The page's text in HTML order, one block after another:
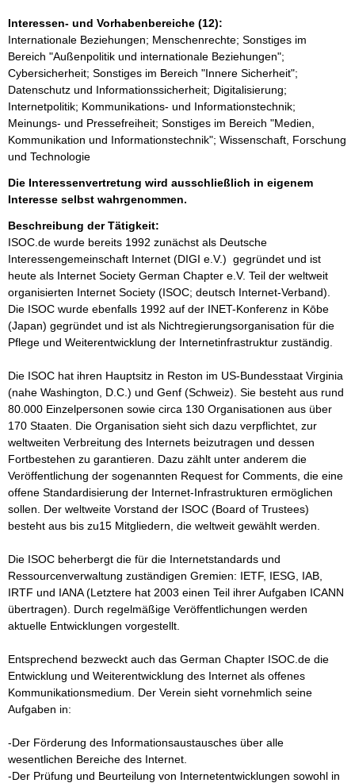
Interessen- und Vorhabenbereiche (12):
Internationale Beziehungen; Menschenrechte; Sonstiges im
Bereich "Außenpolitik und internationale Beziehungen";
Cybersicherheit; Sonstiges im Bereich "Innere Sicherheit";
Datenschutz und Informationssicherheit; Digitalisierung;
Internetpolitik; Kommunikations- und Informationstechnik;
Meinungs- und Pressefreiheit; Sonstiges im Bereich "Medien,
Kommunikation und Informationstechnik"; Wissenschaft, Forschung
und Technologie
Die Interessenvertretung wird ausschließlich in eigenem
Interesse selbst wahrgenommen.
Beschreibung der Tätigkeit:
ISOC.de wurde bereits 1992 zunächst als Deutsche
Interessengemeinschaft Internet (DIGI e.V.)  gegründet und ist
heute als Internet Society German Chapter e.V. Teil der weltweit
organisierten Internet Society (ISOC; deutsch Internet-Verband).
Die ISOC wurde ebenfalls 1992 auf der INET-Konferenz in Kōbe
(Japan) gegründet und ist als Nichtregierungsorganisation für die
Pflege und Weiterentwicklung der Internetinfrastruktur zuständig.
Die ISOC hat ihren Hauptsitz in Reston im US-Bundesstaat Virginia
(nahe Washington, D.C.) und Genf (Schweiz). Sie besteht aus rund
80.000 Einzelpersonen sowie circa 130 Organisationen aus über
170 Staaten. Die Organisation sieht sich dazu verpflichtet, zur
weltweiten Verbreitung des Internets beizutragen und dessen
Fortbestehen zu garantieren. Dazu zählt unter anderem die
Veröffentlichung der sogenannten Request for Comments, die eine
offene Standardisierung der Internet-Infrastrukturen ermöglichen
sollen. Der weltweite Vorstand der ISOC (Board of Trustees)
besteht aus bis zu15 Mitgliedern, die weltweit gewählt werden.
Die ISOC beherbergt die für die Internetstandards und
Ressourcenverwaltung zuständigen Gremien: IETF, IESG, IAB,
IRTF und IANA (Letztere hat 2003 einen Teil ihrer Aufgaben ICANN
übertragen). Durch regelmäßige Veröffentlichungen werden
aktuelle Entwicklungen vorgestellt.
Entsprechend bezweckt auch das German Chapter ISOC.de die
Entwicklung und Weiterentwicklung des Internet als offenes
Kommunikationsmedium. Der Verein sieht vornehmlich seine
Aufgaben in:
-Der Förderung des Informationsaustausches über alle
wesentlichen Bereiche des Internet.
-Der Prüfung und Beurteilung von Internetentwicklungen sowohl in